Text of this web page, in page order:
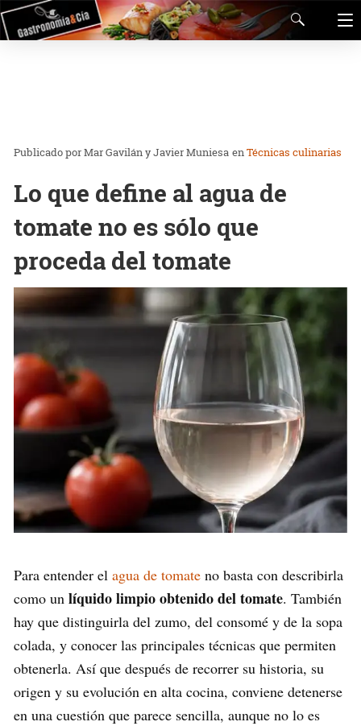
Mar Gavilán y Javier Muniesa enTécnicas culinarias
Lo que define al agua de
tomate no es sólo que
proceda del tomate
Para entender el agua de tomate no basta con describirla
como un líquido limpio obtenido del tomate. También
hay que distinguirla del zumo, del consomé y de la sopa
colada, y conocer las principales técnicas que permiten
obtenerla. Así que después de recorrer su historia, su
origen y su evolución en alta cocina, conviene detenerse
en una cuestión que parece sencilla, aunque no lo es